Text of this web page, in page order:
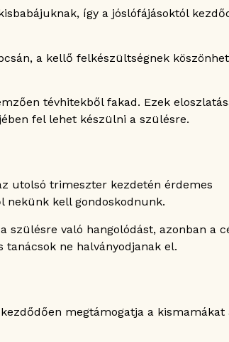
így a jóslófájásoktól
a kellő felkészültségnek
tévhitekből fakad. Ezek
fel lehet készülni a szülésre.
utolsó trimeszter kezdetén érdemes
nekünk kell gondoskodnunk.
szülésre való hangolódást, azonban a
ne halványodjanak el.
megtámogatja a kismamákat